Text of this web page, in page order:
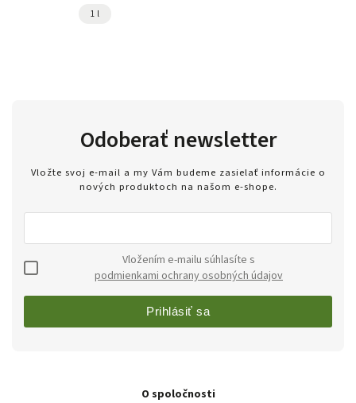
1 l
Odoberať newsletter
Vložte svoj e-mail a my Vám budeme zasielať informácie o
nových produktoch na našom e-shope.
podmienkami ochrany osobných údajov
Prihlásiť sa
O spoločnosti